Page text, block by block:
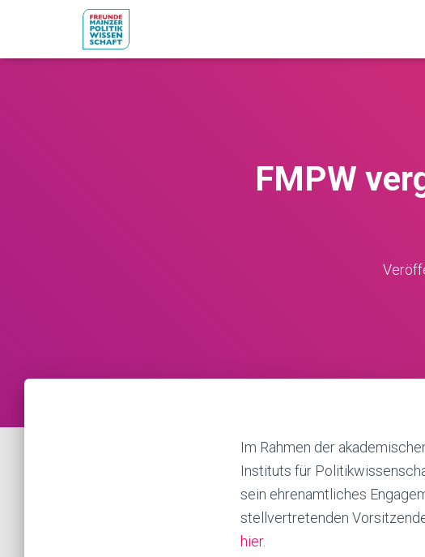
FMPW
Im Rahmen der
Instituts für
sein ehrenamtliches
stellvertretenden
hier.